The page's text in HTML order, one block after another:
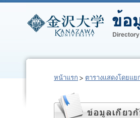
หน้าแรก ตารางแสดงโดยแ